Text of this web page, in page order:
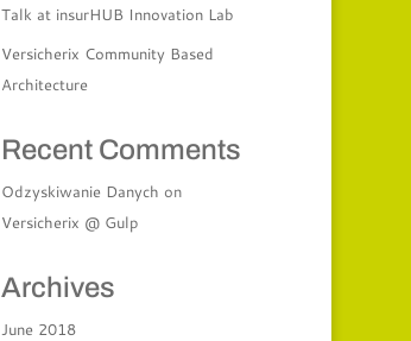
Talk at insurHUB Innovation Lab
Versicherix Community Based
Architecture
Recent Comments
Odzyskiwanie Danych on
Versicherix @ Gulp
Archives
June 2018